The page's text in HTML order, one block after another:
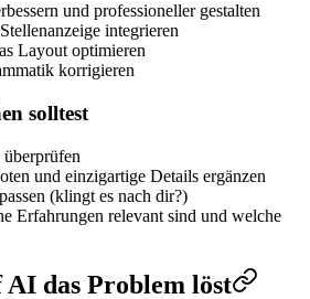
und professioneller gestalten
integrieren
Layout optimieren
korrigieren
solltest
und einzigartige Details ergänzen
(klingt es nach dir?)
Erfahrungen relevant sind und welche
das Problem löst